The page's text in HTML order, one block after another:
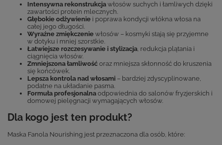
Intensywna rekonstrukcja włosów suchych i łamliwych dzięki
zawartości protein mlecznych.
Głębokie odżywienie i poprawa kondycji włókna włosa na
całej jego długości.
Wyraźne zmiękczenie włosów – kosmyki stają się przyjemne
w dotyku i mniej szorstkie.
Łatwiejsze rozczesywanie i stylizacja, redukcja plątania i
ciągnięcia włosów.
Zmniejszona łamliwość oraz mniejsza skłonność do kruszenia
się końcówek.
Lepsza kontrola nad włosami – bardziej zdyscyplinowane,
podatne na układanie pasma.
Formuła profesjonalna odpowiednia do salonów fryzjerskich i
domowej pielęgnacji wymagających włosów.
Dla kogo jest ten produkt?
Maska Fanola Nourishing jest przeznaczona dla osób, które: